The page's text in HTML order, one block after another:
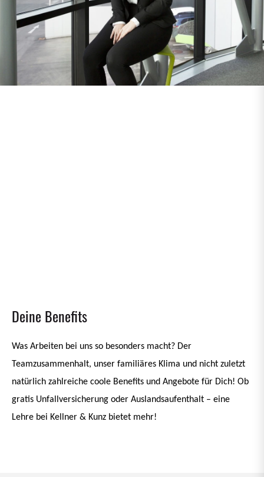
Deine Benefits
Was Arbeiten bei uns so besonders macht? Der
Teamzusammenhalt, unser familiäres Klima und nicht zuletzt
natürlich zahlreiche coole Benefits und Angebote für Dich! Ob
gratis Unfallversicherung oder Auslandsaufenthalt – eine
Lehre bei Kellner & Kunz bietet mehr!